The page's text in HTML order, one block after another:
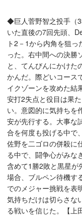
◆巨人菅野智之投手（
いた直後の7回先頭、
ト2－1から内角を狙
った。右中間への決勝
と、てんびんにかけた
かんだ。際どいコース
イクゾーンを攻めた結
安打2失点と役目は果
い。意図的に気持ちを
安が先行する。大事な
合を何度も投げる中で
佐野を二ゴロの併殺に
る中で、闘争心がみな
含めて1勝2敗と黒星が
場合、ブルペン待機す
でのメジャー挑戦を表
気持ちだけは切らさな
る戦いを信じた。【上